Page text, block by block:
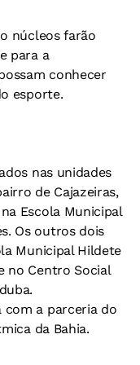
núcleos farão
para a
conhecer
esporte.
nas unidades
de Cajazeiras,
Escola Municipal
Os outros dois
Municipal Hildete
no Centro Social
a parceria do
da Bahia.